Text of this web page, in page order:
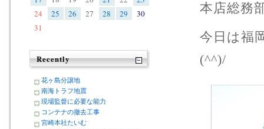
本店総務
今日は福
(^^)/
24
25 26 27 28 29
30
31
Recently
花ヶ島分譲地
南海トラフ地震
現場監督に必要な能力
コンテナの撤去工事
宮崎本社たいむ